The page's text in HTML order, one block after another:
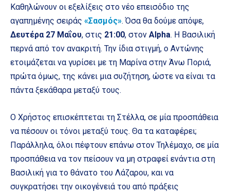
Καθηλώνουν οι εξελίξεις στο νέο επεισόδιο της
αγαπημένης σειράς «Σασμός». Όσα θα δούμε απόψε,
Δευτέρα 27 Μαΐου, στις 21:00, στον Alpha. Η Βασιλική
περνά από τον ανακριτή. Την ίδια στιγμή, ο Αντώνης
ετοιμάζεται να γυρίσει με τη Μαρίνα στην Άνω Ποριά,
πρώτα όμως, της κάνει μια συζήτηση, ώστε να είναι τα
πάντα ξεκάθαρα μεταξύ τους.
Ο Χρήστος επισκέπτεται τη Στέλλα, σε μία προσπάθεια
να πέσουν οι τόνοι μεταξύ τους. Θα τα καταφέρει;
Παράλληλα, όλοι πέφτουν επάνω στον Τηλέμαχο, σε μία
προσπάθεια να τον πείσουν να μη στραφεί ενάντια στη
Βασιλική για το θάνατο του Λάζαρου, και να
συγκρατήσει την οικογένειά του από πράξεις